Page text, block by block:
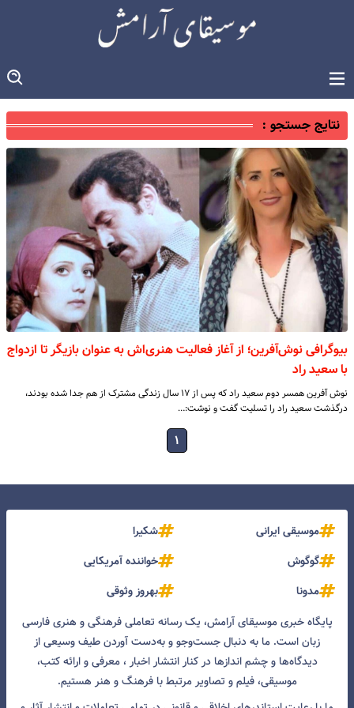
نتایج جستجو :
بیوگرافی نوش‌آفرین؛ از آغاز فعالیت هنری‌اش به عنوان بازیگر تا ازدواج
با سعید راد
نوش آفرین همسر دوم سعید راد که پس از ۱۷ سال زندگی مشترک از هم جدا شده بودند،
درگذشت سعید راد را تسلیت گفت و نوشت:…
۱
موسیقی ایرانی
شکیرا
گوگوش
خواننده آمریکایی
مدونا
بهروز وثوقی
پایگاه خبری موسیقای آرامش، یک رسانه تعاملی فرهنگی و هنری فارسی
زبان است. ما به دنبال جست‌و‌جو و به‌دست آوردن طیف وسیعی از
دیدگاه‌ها و چشم انداز‌ها در کنار انتشار اخبار ، معرفی و ارائه کتب،
موسیقی، فیلم و تصاویر مرتبط با فرهنگ و هنر هستیم.